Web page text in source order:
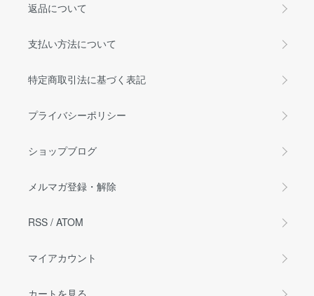
返品について
支払い方法について
特定商取引法に基づく表記
プライバシーポリシー
ショップブログ
メルマガ登録・解除
RSS / ATOM
マイアカウント
カートを見る